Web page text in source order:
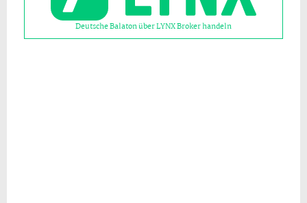
Deutsche Balaton über LYNX Broker handeln